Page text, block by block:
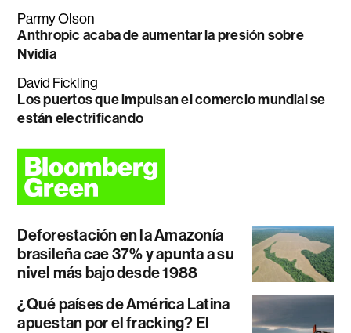
Parmy Olson
Anthropic acaba de aumentar la presión sobre
Nvidia
David Fickling
Los puertos que impulsan el comercio mundial se
están electrificando
Deforestación en la Amazonía
brasileña cae 37% y apunta a su
nivel más bajo desde 1988
¿Qué países de América Latina
apuestan por el fracking? El